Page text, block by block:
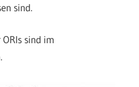
sind.
sind im